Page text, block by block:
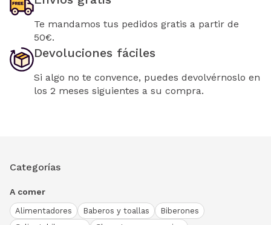
Te mandamos tus pedidos gratis a partir de
50€.
Devoluciones fáciles
Si algo no te convence, puedes devolvérnoslo en
los 2 meses siguientes a su compra.
Categorías
A comer
Alimentadores Baberos y toallas
Biberones